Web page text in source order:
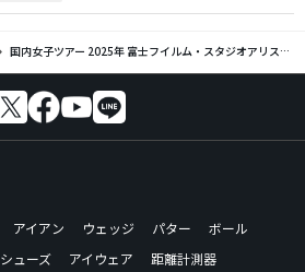
国内女子ツアー 2025年 富士フイルム・スタジオアリス女子オープン スコア結果 リーダーボード
アイアン ウェッジ パター
ボール
シューズ アイウェア
距離計測器